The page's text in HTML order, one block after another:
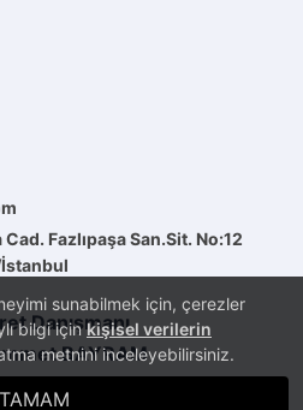
sunabilmek için, çerezler
bilgi içinkişisel verilerin
metnini inceleyebilirsiniz.
TAMAM
Fazlıpaşa San.Sit. No:12
Danışmanı